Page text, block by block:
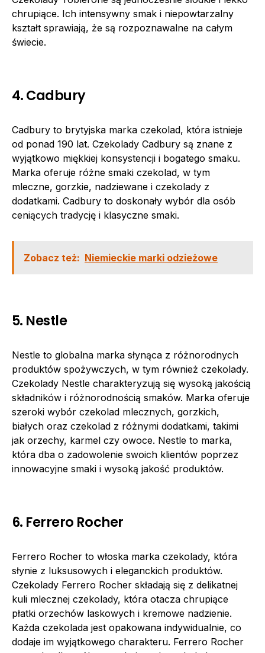
chrupiące. Ich intensywny smak i niepowtarzalny
kształt sprawiają, że są rozpoznawalne na całym
świecie.
4. Cadbury
Cadbury to brytyjska marka czekolad, która istnieje
od ponad 190 lat. Czekolady Cadbury są znane z
wyjątkowo miękkiej konsystencji i bogatego smaku.
Marka oferuje różne smaki czekolad, w tym
mleczne, gorzkie, nadziewane i czekolady z
dodatkami. Cadbury to doskonały wybór dla osób
ceniących tradycję i klasyczne smaki.
Zobacz też: Niemieckie marki odzieżowe
5. Nestle
Nestle to globalna marka słynąca z różnorodnych
produktów spożywczych, w tym również czekolady.
Czekolady Nestle charakteryzują się wysoką jakością
składników i różnorodnością smaków. Marka oferuje
szeroki wybór czekolad mlecznych, gorzkich,
białych oraz czekolad z różnymi dodatkami, takimi
jak orzechy, karmel czy owoce. Nestle to marka,
która dba o zadowolenie swoich klientów poprzez
innowacyjne smaki i wysoką jakość produktów.
6. Ferrero Rocher
Ferrero Rocher to włoska marka czekolady, która
słynie z luksusowych i eleganckich produktów.
Czekolady Ferrero Rocher składają się z delikatnej
kuli mlecznej czekolady, która otacza chrupiące
płatki orzechów laskowych i kremowe nadzienie.
Każda czekolada jest opakowana indywidualnie, co
dodaje im wyjątkowego charakteru. Ferrero Rocher